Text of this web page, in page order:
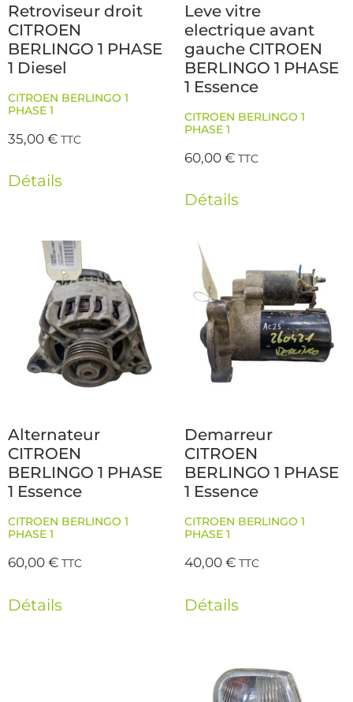
Retroviseur droit
CITROEN
BERLINGO 1 PHASE
1 Diesel
CITROEN BERLINGO 1
PHASE 1
35,00€ TTC
Détails
Leve vitre
electrique avant
gauche CITROEN
BERLINGO 1 PHASE
1 Essence
CITROEN BERLINGO 1
PHASE 1
60,00€ TTC
Détails
Alternateur
CITROEN
BERLINGO 1 PHASE
1 Essence
CITROEN BERLINGO 1
PHASE 1
60,00€ TTC
Détails
Demarreur
CITROEN
BERLINGO 1 PHASE
1 Essence
CITROEN BERLINGO 1
PHASE 1
40,00€ TTC
Détails